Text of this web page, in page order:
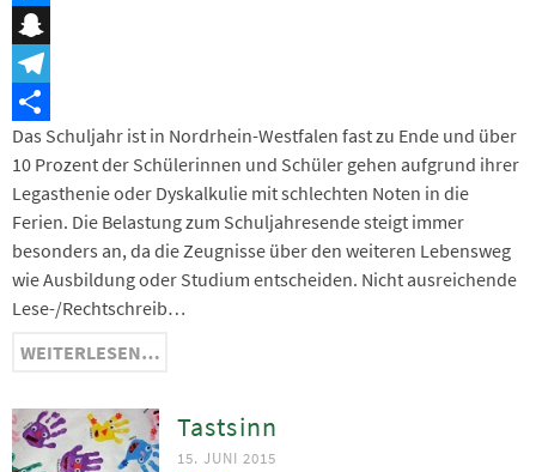
Messenger
Snapchat
Telegram
Teilen
Das Schuljahr ist in Nordrhein-Westfalen fast zu Ende und über
10 Prozent der Schülerinnen und Schüler gehen aufgrund ihrer
Legasthenie oder Dyskalkulie mit schlechten Noten in die
Ferien. Die Belastung zum Schuljahresende steigt immer
besonders an, da die Zeugnisse über den weiteren Lebensweg
wie Ausbildung oder Studium entscheiden. Nicht ausreichende
Lese-/Rechtschreib…
WEITERLESEN…
Tastsinn
15. JUNI 2015